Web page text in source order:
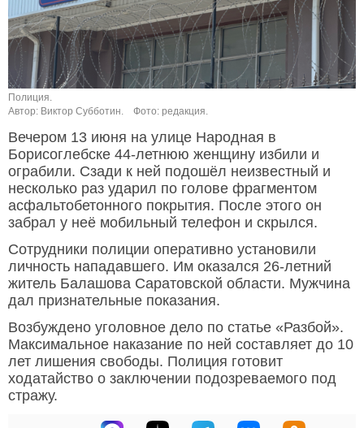
Полиция.
Автор: Виктор Субботин.
Фото: редакция.
Вечером 13 июня на улице Народная в
Борисоглебске 44-летнюю женщину избили и
ограбили. Сзади к ней подошёл неизвестный и
несколько раз ударил по голове фрагментом
асфальтобетонного покрытия. После этого он
забрал у неё мобильный телефон и скрылся.
Сотрудники полиции оперативно установили
личность нападавшего. Им оказался 26-летний
житель Балашова Саратовской области. Мужчина
дал признательные показания.
Возбуждено уголовное дело по статье «Разбой».
Максимальное наказание по ней составляет до 10
лет лишения свободы. Полиция готовит
ходатайство о заключении подозреваемого под
стражу.